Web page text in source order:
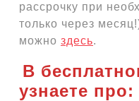
рассрочку при
только через
можно здесь.
В
узнаете про: